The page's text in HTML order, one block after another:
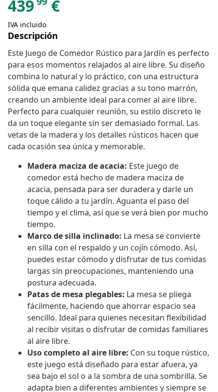
439 €
IVA incluido
Descripción
Este Juego de Comedor Rústico para Jardín es perfecto
para esos momentos relajados al aire libre. Su diseño
combina lo natural y lo práctico, con una estructura
sólida que emana calidez gracias a su tono marrón,
creando un ambiente ideal para comer al aire libre.
Perfecto para cualquier reunión, su estilo discreto le
da un toque elegante sin ser demasiado formal. Las
vetas de la madera y los detalles rústicos hacen que
cada ocasión sea única y memorable.
Madera maciza de acacia: Este juego de
comedor está hecho de madera maciza de
acacia, pensada para ser duradera y darle un
toque cálido a tu jardín. Aguanta el paso del
tiempo y el clima, así que se verá bien por mucho
tiempo.
Marco de silla inclinado: La mesa se convierte
en silla con el respaldo y un cojín cómodo. Así,
puedes estar cómodo y disfrutar de tus comidas
largas sin preocupaciones, manteniendo una
postura adecuada.
Patas de mesa plegables: La mesa se pliega
fácilmente, haciendo que ahorrar espacio sea
sencillo. Ideal para quienes necesitan flexibilidad
al recibir visitas o disfrutar de comidas familiares
al aire libre.
Uso completo al aire libre: Con su toque rústico,
este juego está diseñado para estar afuera, ya
sea bajo el sol o a la sombra de una sombrilla. Se
adapta bien a diferentes ambientes y siempre se